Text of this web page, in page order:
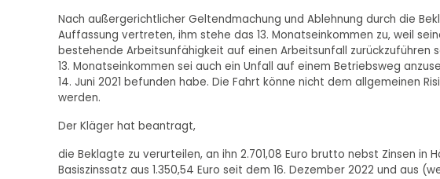
Nach außergerichtlicher Geltendmachung und Ablehnung durch die
Auffassung vertreten, ihm stehe das 13. Monatseinkommen zu, weil
bestehende Arbeitsunfähigkeit auf einen Arbeitsunfall zurückzuführen
13. Monatseinkommen sei auch ein Unfall auf einem Betriebsweg
14. Juni 2021 befunden habe. Die Fahrt könne nicht dem allgemeinen
werden.
Der Kläger hat beantragt,
die Beklagte zu verurteilen, an ihn 2.701,08 Euro brutto nebst Zinsen
Basiszinssatz aus 1.350,54 Euro seit dem 16. Dezember 2022 und aus